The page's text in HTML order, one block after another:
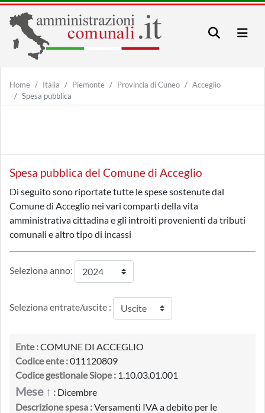
Home Italia Piemonte Provincia di Cuneo
Acceglio
Spesa pubblica
Spesa pubblica del Comune di Acceglio
Di seguito sono riportate tutte le spese sostenute dal
Comune di Acceglio nei vari comparti della vita
amministrativa cittadina e gli introiti provenienti da tributi
comunali e altro tipo di incassi
Seleziona anno:
Seleziona entrate/uscite :
Ente :COMUNE DI ACCEGLIO
Codice ente :011120809
Codice gestionale Siope : 1.10.03.01.001
Mese ↑ : Dicembre
Descrizione spesa :Versamenti IVA a debito per le